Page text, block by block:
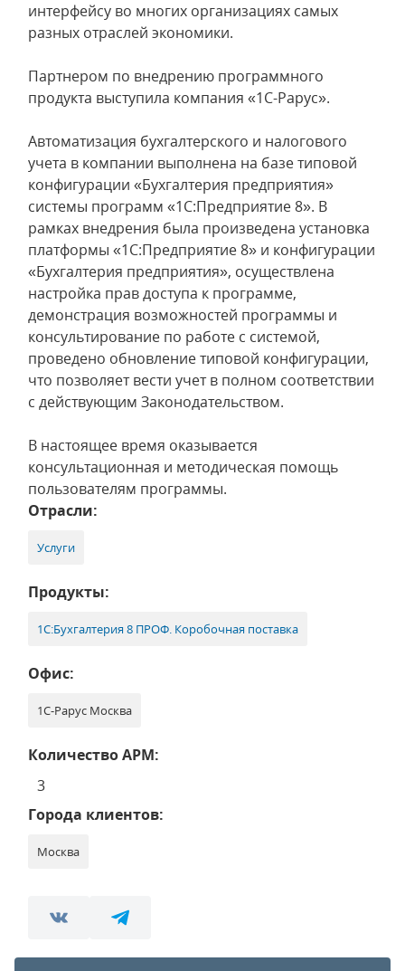
интерфейсу во многих организациях самых
разных отраслей экономики.
Партнером по внедрению программного
продукта выступила компания «1С-Рарус».
Автоматизация бухгалтерского и налогового
учета в компании выполнена на базе типовой
конфигурации «Бухгалтерия предприятия»
системы программ «1С:Предприятие 8». В
рамках внедрения была произведена установка
платформы «1С:Предприятие 8» и конфигурации
«Бухгалтерия предприятия», осуществлена
настройка прав доступа к программе,
демонстрация возможностей программы и
консультирование по работе с системой,
проведено обновление типовой конфигурации,
что позволяет вести учет в полном соответствии
с действующим Законодательством.
В настоящее время оказывается
консультационная и методическая помощь
пользователям программы.
Отрасли:
Услуги
Продукты:
1С:Бухгалтерия 8 ПРОФ. Коробочная поставка
Офис:
1С-Рарус Москва
Количество АРМ:
3
Города клиентов:
Москва